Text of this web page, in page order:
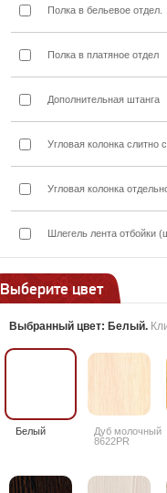
Полка в бельевое отдел.
Полка в платяное отдел
Дополнительная штанга
Угловая колонка
Угловая колонка
Шлегель лента отбойки
Выберите цвет
Выбранный цвет: Белый.
Белый
Дуб молочный
8622PR